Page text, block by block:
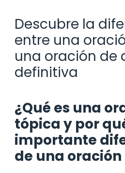
Descubre la
entre una
una oración de
definitiva
¿Qué es una
tópica y por
importante
de una